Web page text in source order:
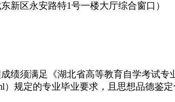
新区永安路特1号一楼大厅综合窗口）
绩须满足《湖北省高等教育自学考试专
）规定的专业毕业要求，且思想品德鉴定